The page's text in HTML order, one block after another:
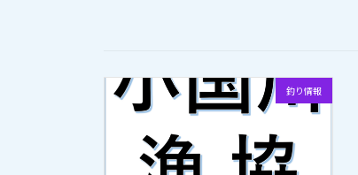
釣り情報